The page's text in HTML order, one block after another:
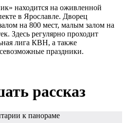
находится на оживленной
в Ярославле. Дворец
на 800 мест, малым залом на
Здесь регулярно проходит
лига КВН, а также
праздники.
рассказ
к панораме